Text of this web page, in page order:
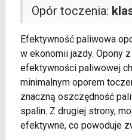
Opór toczenia:
Efektywność paliwowa
w ekonomii jazdy. Opony
efektywności paliwowej
minimalnym oporem
znaczną oszczędność
spalin. Z drugiej strony,
efektywne, co powoduje